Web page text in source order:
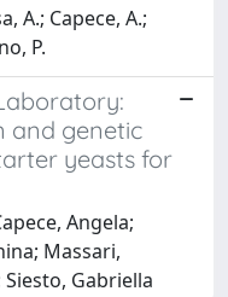
A.; Capece, A.;
P.
and genetic
yeasts for
Angela;
Massari,
Gabriella